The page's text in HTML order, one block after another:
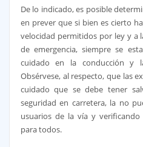
De lo indicado, es posible
en prever que si bien es cierto
velocidad permitidos por ley y a
de emergencia, siempre se
cuidado en la conducción y
Obsérvese, al respecto, que las
cuidado que se debe tener
seguridad en carretera, la no
usuarios de la vía y
para todos.